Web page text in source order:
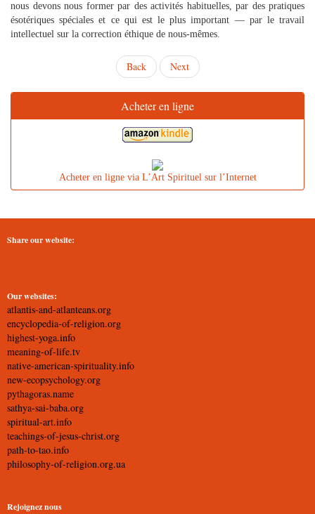
nous devons nous former par des activités habituelles, par des pratiques
ésotériques spéciales et ce qui est le plus important — par le travail
intellectuel sur la correction éthique de nous-mêmes.
Back Next
Acheter en ligne
Acheter en ligne via L’Art Spirituel sur l’Internet
Share our website:
Our websites:
atlantis-and-atlanteans.org
encyclopedia-of-religion.org
highest-yoga.info
meaning-of-life.tv
native-american-spirituality.info
new-ecopsychology.org
pythagoras.name
sathya-sai-baba.org
spiritual-art.info
teachings-of-jesus-christ.org
path-to-tao.info
philosophy-of-religion.org.ua
Rejoignez nous